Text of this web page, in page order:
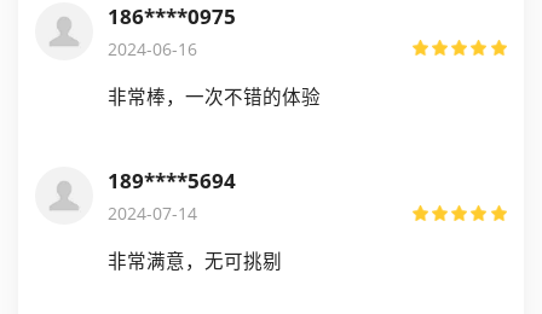
186****0975
2024-06-16
非常棒，一次不错的体验
189****5694
2024-07-14
非常满意，无可挑剔